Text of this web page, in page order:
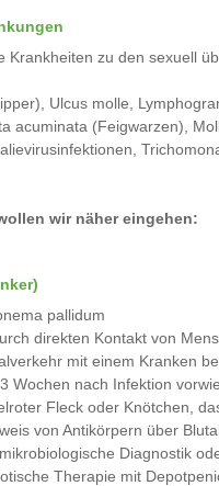
Krankheiten zu den sexuell
Ulcus molle,
acuminata (Feigwarzen),
wir näher eingehen:
pallidum
direkten Kontakt von
mit einem Kranken
Wochen nach Infektion
Fleck oder Knötchen,
von Antikörpern über
Diagnostik
Therapie mit